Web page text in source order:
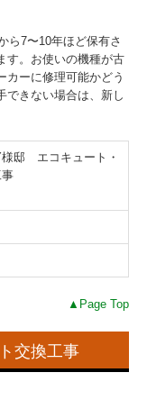
ら7〜10年ほど保有さ
す。お使いの機種が古
カーに修理可能かどう
できない場合は、新し
邸 エコキュート・
▲Page Top
交換工事